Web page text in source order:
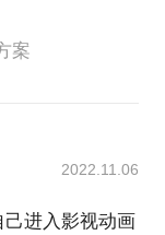
案
2022.11.06
进入影视动画